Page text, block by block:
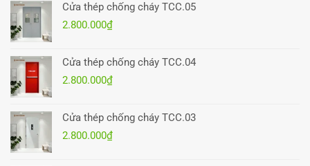
Cửa thép chống cháy TCC.05
2.800.000₫
Cửa thép chống cháy TCC.04
2.800.000₫
Cửa thép chống cháy TCC.03
2.800.000₫